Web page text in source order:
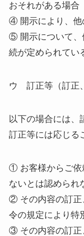
おそれがある場合
④ 開示により、他
⑤ 開示について、
続が定められてい
ウ 訂正等（訂正
以下の場合には、
訂正等には応じる
① お客様からご依
ないとは認められ
② その内容の訂正
令の規定により特
③ その内容の訂正